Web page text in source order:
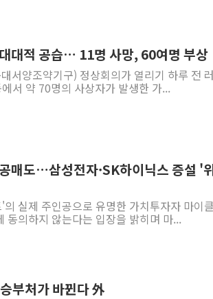
대적 공습… 11명 사망, 60여명 부상
서양조약기구) 정상회의가 열리기 하루 전
서 약 70명의 사상자가 발생한 가...
매도…삼성전자·SK하이닉스 증설 '
실제 주인공으로 유명한 가치투자자 마이
동의하지 않는다는 입장을 밝히며 마...
부처가 바뀐다 外